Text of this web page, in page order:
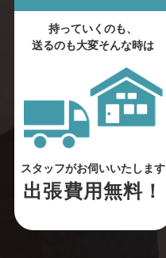
持っていくのも、
送るのも大変そんな時は
スタッフがお伺いいたします
出張費用無料！